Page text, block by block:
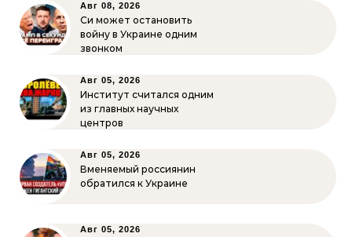
Авг 08, 2026
Си может остановить
войну в Украине одним
звонком
Авг 05, 2026
Институт считался одним
из главных научных
центров
Авг 05, 2026
Вменяемый россиянин
обратился к Украине
Авг 05, 2026